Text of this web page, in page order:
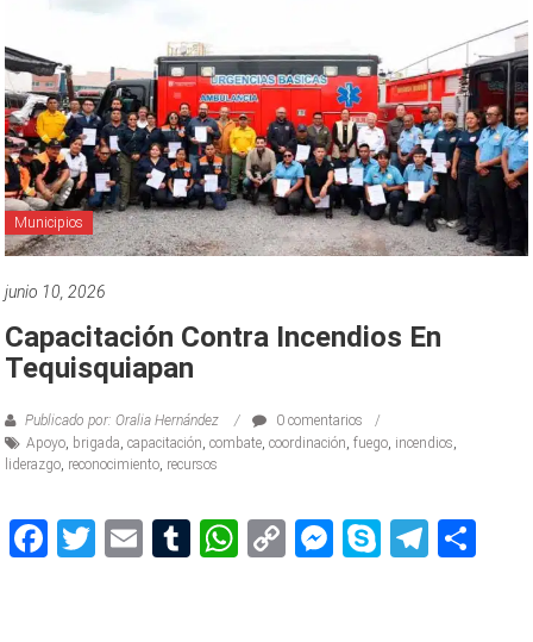
Municipios
junio 10, 2026
Capacitación Contra Incendios En
Tequisquiapan
Publicado por: Oralia Hernández
0 comentarios
Apoyo brigada ,capacitación ,combate ,coordinación ,fuego incendios
liderazgo reconocimiento recursos
Facebook
Twitter
EmailTumblr
WhatsApp
CopyMessenger
Skype